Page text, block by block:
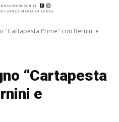
"Cartapesta Prime" con Bernini e
“Cartapesta
e